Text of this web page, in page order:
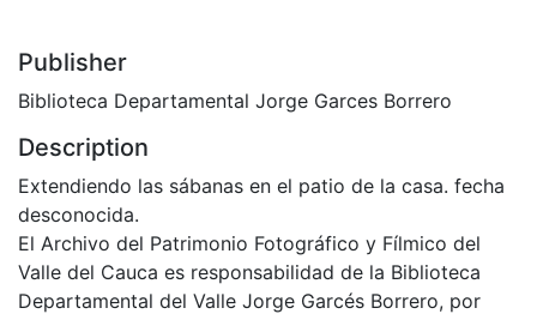
Publisher
Biblioteca Departamental Jorge Garces Borrero
Description
Extendiendo las sábanas en el patio de la casa. fecha
desconocida.
El Archivo del Patrimonio Fotográfico y Fílmico del
Valle del Cauca es responsabilidad de la Biblioteca
Departamental del Valle Jorge Garcés Borrero, por